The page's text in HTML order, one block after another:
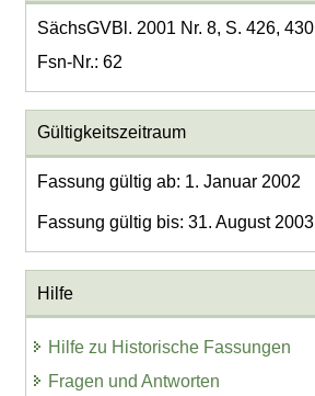
SächsGVBl. 2001 Nr. 8, S. 426, 430
Fsn-Nr.: 62
Gültigkeitszeitraum
Fassung gültig ab: 1. Januar 2002
Fassung gültig bis: 31. August 2003
Hilfe
Hilfe zu Historische Fassungen
Fragen und Antworten